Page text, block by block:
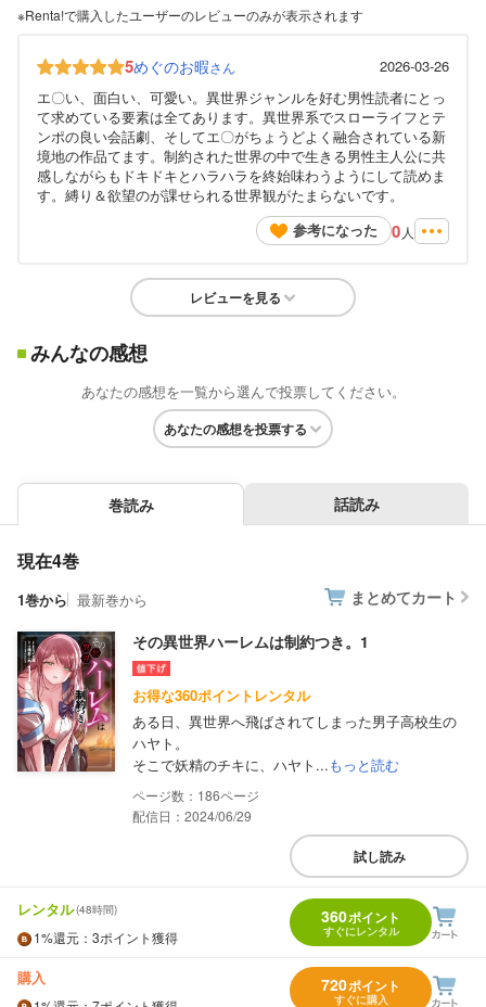
※Renta!で購入したユーザーのレビューのみが表示されます
5めぐのお暇さん
2026-03-26
エ〇い、面白い、可愛い。異世界ジャンルを好む男性読者にとっ
て求めている要素は全てあります。異世界系でスローライフとテ
ンポの良い会話劇、そしてエ〇がちょうどよく融合されている新
境地の作品てます。制約された世界の中で生きる男性主人公に共
感しながらもドキドキとハラハラを終始味わうようにして読めま
す。縛り＆欲望のが課せられる世界観がたまらないです。
参考になった
0 人
レビューを見る
みんなの感想
あなたの感想を一覧から選んで投票してください。
あなたの感想を投票する
巻読み 話読み
現在4巻
1巻から 最新巻から まとめてカート
その異世界ハーレムは制約つき。1
お得な360ポイントレンタル
ある日、異世界へ飛ばされてしまった男子高校生の
ハヤト。
そこで妖精のチキに、ハヤト...もっと読む
186
配信日：2024/06/29
試し読み
レンタル(48時間)
1%還元 ：3ポイント獲得
360ポイント
すぐにレンタル
購入 720ポイント
すぐに購入